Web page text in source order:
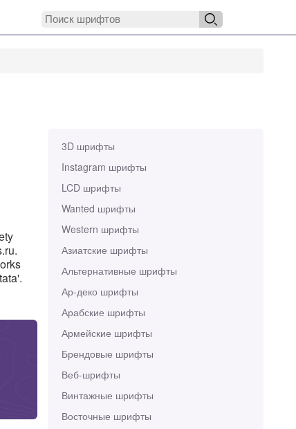
3D шрифты
Instagram шрифты
LCD шрифты
Wanted шрифты
Western шрифты
Азиатские шрифты
Альтернативные шрифты
Ар-деко шрифты
Арабские шрифты
Армейские шрифты
Брендовые шрифты
Веб-шрифты
Винтажные шрифты
Восточные шрифты